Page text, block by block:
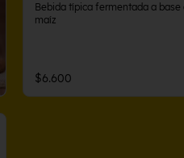
Bebida típica fermentada a base
maíz
$6.600